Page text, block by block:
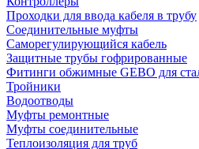
Проходки для ввода кабеля в трубу
Соединительные муфты
Саморегулирующийся кабель
Защитные трубы гофрированные
Фитинги обжимные GEBO для
Тройники
Водоотводы
Муфты ремонтные
Муфты соединительные
Теплоизоляция для труб